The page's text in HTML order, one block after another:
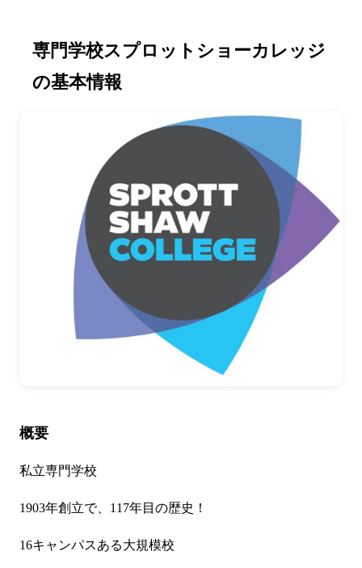
専門学校スプロットショーカレッジ
の基本情報
概要
私立専門学校
1903年創立で、117年目の歴史！
16キャンパスある大規模校